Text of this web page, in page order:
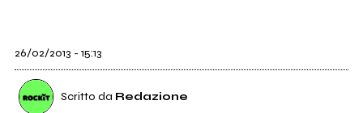
26/02/2013 - 15:13
Scritto da Redazione